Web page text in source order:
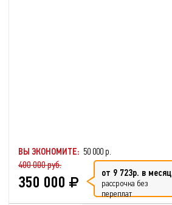
ВЫ ЭКОНОМИТЕ: 50 000 р.
400 000 руб.
350 000 от 9 723р. в месяц
рассрочка без
переплат